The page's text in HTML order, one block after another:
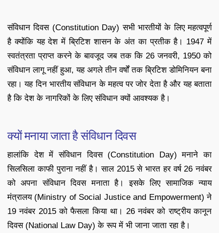
संविधान दिवस (Constitution Day) सभी भारतीयों के लिए महत्वपूर्ण
है क्योंकि यह देश में ब्रिटिश शासन के अंत का प्रतीक है। 1947 में
स्वतंत्रता प्राप्त करने के बावजूद जब तक कि 26 जनवरी, 1950 को
संविधान लागू नहीं हुआ, यह अगले तीन वर्षों तक ब्रिटिश डोमिनियन बना
रहा। यह दिन भारतीय संविधान के महत्व पर जोर देता है और यह बताता
है कि देश के नागरिकों के लिए संविधान क्यों आवश्यक है।
क्यों मनाया जाता है संविधान दिवस
हालांकि देश में संविधान दिवस (Constitution Day) मनाने का
सिलसिला काफी पुराना नहीं है। साल 2015 से भारत हर वर्ष 26 नवंबर
को अपना संविधान दिवस मनाता है। इसके लिए सामाजिक न्याय
मंत्रालय (Ministry of Social Justice and Empowerment) ने
19 नवंबर 2015 को फैसला किया था। 26 नवंबर को राष्ट्रीय कानून
दिवस (National Law Day) के रूप में भी जाना जाता रहा है।